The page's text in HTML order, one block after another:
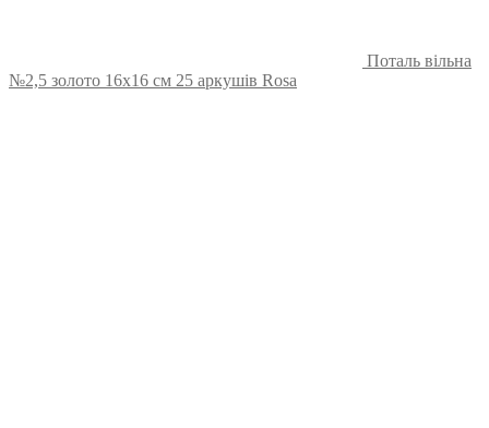
Поталь вільна
№2,5 золото 16х16 см 25 аркушів Rosa